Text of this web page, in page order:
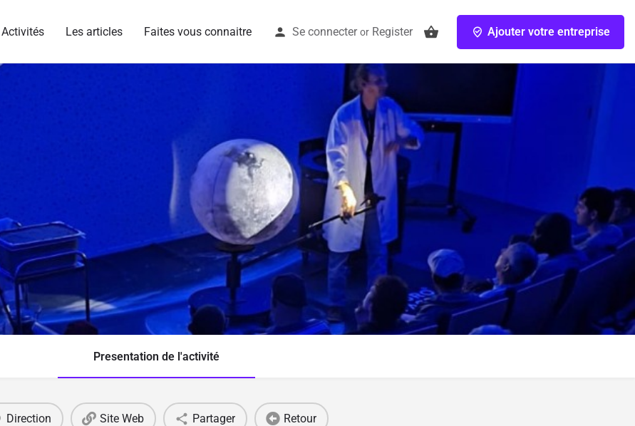
Activités Les articles Faites vous connaitre Se connecter or Register Ajouter votre entreprise
Presentation de l'activité
Direction Site Web Partager Retour